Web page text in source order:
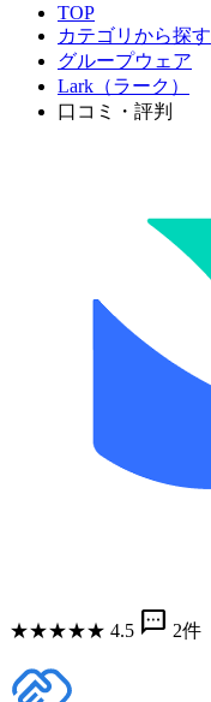
TOP
カテゴリから探す
グループウェア
Lark（ラーク）
口コミ・評判
★★★★★ 4.5 sms 2件